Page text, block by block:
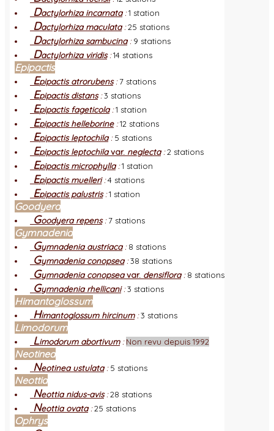
Dactylorhiza incarnata:1 station
Dactylorhiza maculata:25 stations
Dactylorhiza sambucina:9 stations
Dactylorhiza viridis:14 stations
Epipactis
Epipactis atrorubens:7 stations
Epipactis distans:3 stations
Epipactis fageticola:1 station
Epipactis helleborine:12 stations
Epipactis leptochila:5 stations
Epipactis leptochilavar. neglecta:2 stations
Epipactis microphylla:1 station
Epipactis muelleri:4 stations
Epipactis palustris:1 station
Goodyera
Goodyera repens:7 stations
Gymnadenia
Gymnadenia austriaca:8 stations
Gymnadenia conopsea:38 stations
Gymnadenia conopseavar. densiflora:8 stations
Gymnadenia rhellicani:3 stations
Himantoglossum
Himantoglossum hircinum:3 stations
Limodorum
Limodorum abortivum:Non revu depuis 1992
Neotinea
Neotinea ustulata:5 stations
Neottia
Neottia nidus-avis:28 stations
Neottia ovata:25 stations
Ophrys